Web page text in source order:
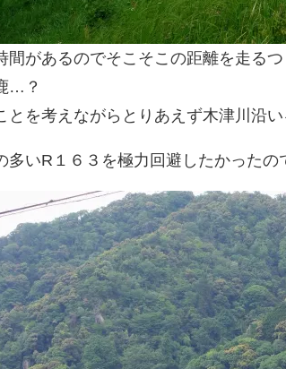
間があるのでそこそこの距離を走る
…？
とを考えながらとりあえず木津川沿い
多いR１６３を極力回避したかったの